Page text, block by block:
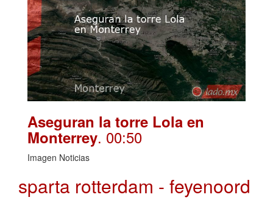
Aseguran la torre Lola en
Monterrey. 00:50
Imagen Noticias
sparta rotterdam - feyenoord